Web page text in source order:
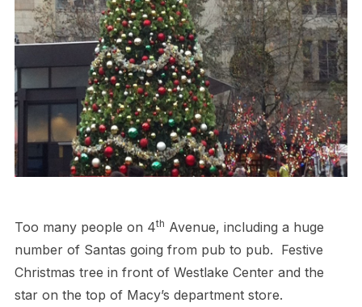
Too many people on 4th Avenue, including a huge
number of Santas going from pub to pub. Festive
Christmas tree in front of Westlake Center and the
star on the top of Macy’s department store.